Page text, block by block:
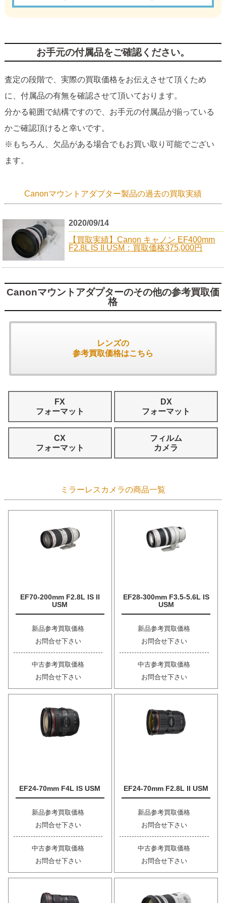
お手元の付属品をご確認ください。
査定の段階で、実際の買取価格をお伝えさせて頂くため
に、付属品の有無を確認させて頂いております。
分かる範囲で結構ですので、お手元の付属品が揃っている
かご確認頂けると幸いです。
※もちろん、欠品がある場合でもお買い取り可能でござい
ます。
Canonマウントアダプター製品の過去の買取実績
2020/09/14
【買取実績】Canon キャノン EF400mm
F2.8L IS II USM：買取価格375,000円
Canonマウントアダプターのその他の参考買取価
格
レンズの
参考買取価格はこちら
FX
フォーマット
DX
フォーマット
CX
フォーマット
フィルム
カメラ
ミラーレスカメラの商品一覧
EF70-200mm F2.8L IS II
USM
新品参考買取価格
お問合せ下さい
中古参考買取価格
お問合せ下さい
EF28-300mm F3.5-5.6L IS
USM
新品参考買取価格
お問合せ下さい
中古参考買取価格
お問合せ下さい
EF24-70mm F4L IS USM
新品参考買取価格
お問合せ下さい
中古参考買取価格
お問合せ下さい
EF24-70mm F2.8L II USM
新品参考買取価格
お問合せ下さい
中古参考買取価格
お問合せ下さい